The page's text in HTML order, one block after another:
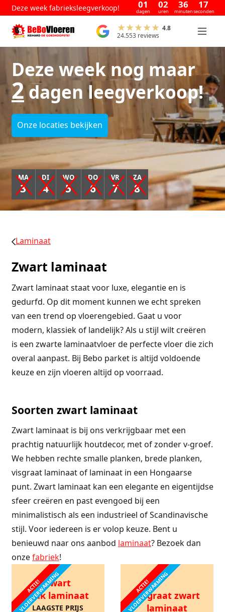
Deze week fabrieksleegverkoop! 01
dagen
02
uren
36
minuten
16
seconden
4.8
24.553 reviews
Deze week nog maar
2dagen leegverkoop!
Onze locaties bekijken
MA
3
DI
4
WO
5
DO
6
VR
7
ZA
8
Laminaat
Zwart laminaat
Zwart laminaat staat voor luxe, elegantie en is
gedurfd. Op dit moment kunnen we echt spreken
van een trend op vloerengebied. Gaat u voor
modern, klassiek of landelijk? Als u stijl wilt creëren
is een zwarte laminaatvloer de perfecte vloer die zich
overal aanpast. Bij Bebo parket is altijd voldoende
keuze en zijn vloeren altijd op voorraad.
Soorten zwart laminaat
Zwart laminaat is bij ons verkrijgbaar met een
prachtig natuurlijk houtdecor, met of zonder v-groef.
We hebben rechte smalle planken, brede planken,
visgraat laminaat of laminaat in een Hongaarse
punt. Zwart laminaat kan een elegante en eigentijdse
sfeer creëren en past evengoed bij een
minimalistisch als een industrieel of Scandinavische
stijl. Voor iedereen is er volop keuze. Bent u
benieuwd naar ons aanbod laminaat? Bezoek dan
onzefabriek!
ACTIE!
VLOERVERWARMING
Zwart
vlak laminaat
LAAGSTE PRIJS
ACTIE!
VLOERVERWARMING
Visgraat zwart
laminaat